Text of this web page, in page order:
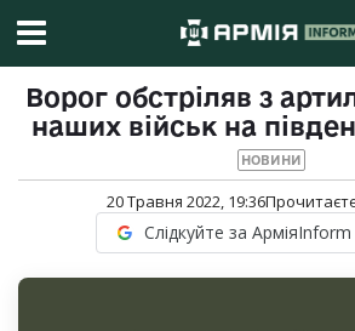
Ворог обстріляв з
наших військ на
НОВИНИ
20 Травня 2022, 19:36
Слідкуйте за